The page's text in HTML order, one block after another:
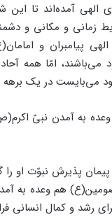
الهی آمده‌اند تا
زمانی و مکانی و
الهی پیامبران و
می‌باشند، امّا همه
نبود می‌بایست در یک
وعده به آمدن نبیّ
پذیرش نبوّت او را
هم وعده به
رشد و کمال انسانی